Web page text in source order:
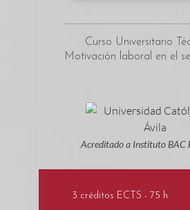
Curso Universitario
Motivación laboral en el
Acreditado a Instituto BAC
3 créditos ECTS - 75 h